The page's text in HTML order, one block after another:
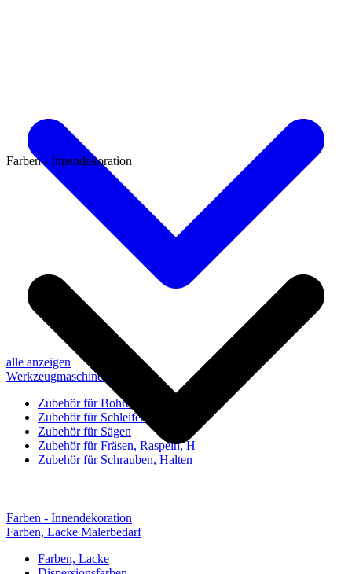
alle anzeigen
Werkzeugmaschinen-Zubehör
Zubehör für Bohren, Bohrhilfen
Zubehör für Schleifen, Poliere
Zubehör für Sägen
Zubehör für Fräsen, Raspeln, H
Zubehör für Schrauben, Halten
Farben - Innendekoration
Farben - Innendekoration
Farben, Lacke Malerbedarf
Farben, Lacke